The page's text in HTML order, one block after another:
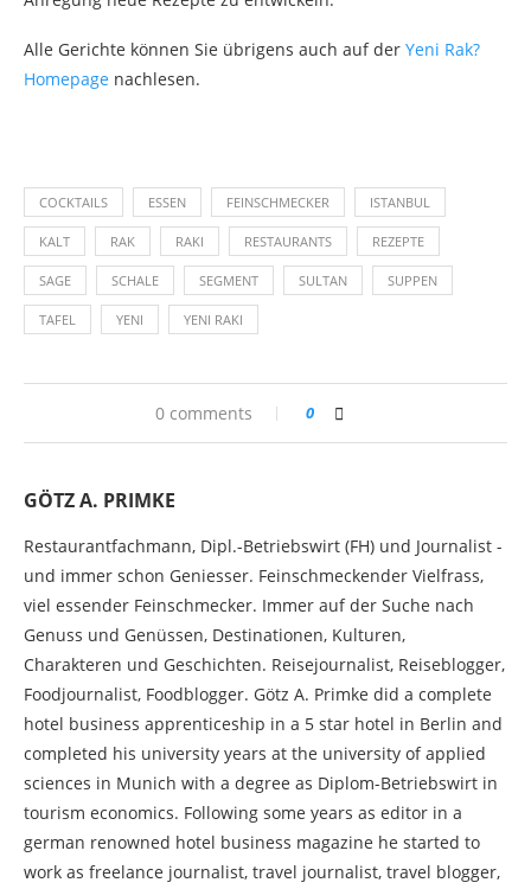
Alle Gerichte können Sie übrigens auch auf der Yeni Rak?
Homepage nachlesen.
COCKTAILS ESSEN FEINSCHMECKER ISTANBUL
KALT RAK RAKI RESTAURANTS REZEPTE
SAGE SCHALE SEGMENT SULTAN SUPPEN
TAFEL YENI YENI RAKI
0 comments 0
GÖTZ A. PRIMKE
Restaurantfachmann, Dipl.-Betriebswirt (FH) und Journalist -
und immer schon Geniesser. Feinschmeckender Vielfrass,
viel essender Feinschmecker. Immer auf der Suche nach
Genuss und Genüssen, Destinationen, Kulturen,
Charakteren und Geschichten. Reisejournalist, Reiseblogger,
Foodjournalist, Foodblogger. Götz A. Primke did a complete
hotel business apprenticeship in a 5 star hotel in Berlin and
completed his university years at the university of applied
sciences in Munich with a degree as Diplom-Betriebswirt in
tourism economics. Following some years as editor in a
german renowned hotel business magazine he started to
work as freelance journalist, travel journalist, travel blogger,